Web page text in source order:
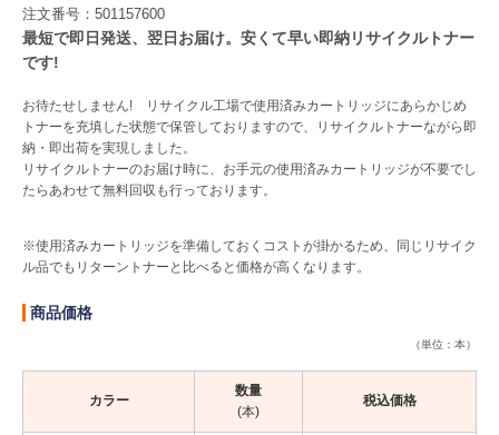
注文番号：501157600
最短で即日発送、翌日お届け。安くて早い即納リサイクルトナー
です!
お待たせしません! リサイクル工場で使用済みカートリッジにあらかじめ
トナーを充填した状態で保管しておりますので、リサイクルトナーながら即
納・即出荷を実現しました。
リサイクルトナーのお届け時に、お手元の使用済みカートリッジが不要でし
たらあわせて無料回収も行っております。
※使用済みカートリッジを準備しておくコストが掛かるため、同じリサイク
ル品でもリターントナーと比べると価格が高くなります。
商品価格
（単位：本）
カラー
数量
(本)
税込価格